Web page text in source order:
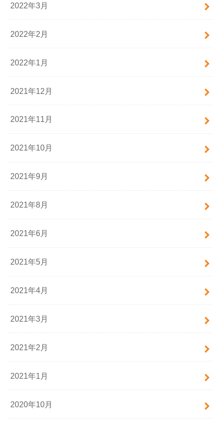
2022年3月
2022年2月
2022年1月
2021年12月
2021年11月
2021年10月
2021年9月
2021年8月
2021年6月
2021年5月
2021年4月
2021年3月
2021年2月
2021年1月
2020年10月